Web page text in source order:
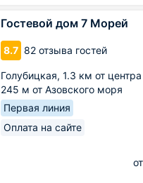
Гостевой дом 7 Морей
8.7 82 отзыва гостей
Голубицкая, 1.3 км от центра
245 м от Азовского моря
Первая линия
Оплата на сайте
от